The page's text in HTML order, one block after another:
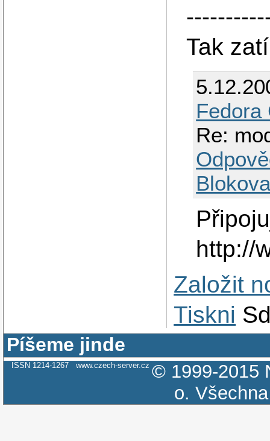
Tak
Fedora
Re:
http://
Založit
Tiskni
Píšeme jinde
ISSN 1214-1267 www.czech-server.cz © 1999-2015
o.